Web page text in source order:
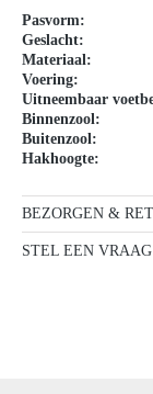
Pasvorm:
Geslacht:
Materiaal:
Voering:
Uitneembaar
Binnenzool:
Buitenzool:
Hakhoogte:
BEZORGEN &
STEL EEN